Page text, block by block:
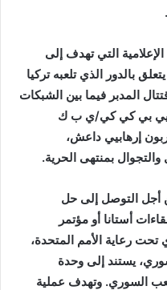
التي تهدف إلى
بالدور الذي تلعبه تركيا
المدبر فيما بين الشبكات
بي كي كي/ي ب ك
إرهابيي داعش،
بمنتهى الحرية.
أجل التوصل إلى حل
أستانا أو مؤتمر
رعاية الأمم المتحدة،
يستند إلى وحدة
السوري. وتهدف عملية